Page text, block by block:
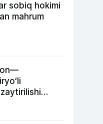
sobiq hokimi
mahrum